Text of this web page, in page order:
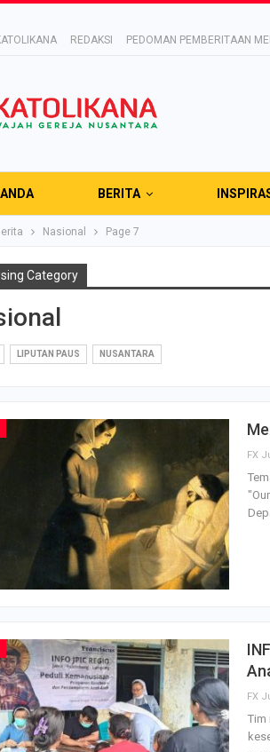
REDAKSI PEDOMAN PEMBERITAAN
BERITA
Nasional Page 7
Category
LIPUTAN PAUS NUSANTARA
FX
FX
Tim